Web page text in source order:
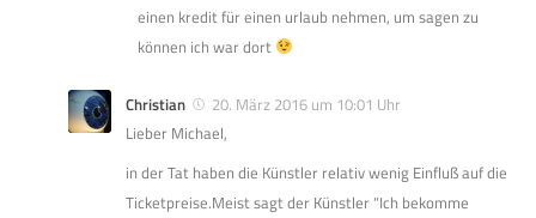
einen kredit für einen urlaub nehmen, um sagen zu
können ich war dort
Christian
20. März 2016 um 10:01 Uhr
Lieber Michael,
in der Tat haben die Künstler relativ wenig Einfluß auf die
Ticketpreise.Meist sagt der Künstler “Ich bekomme